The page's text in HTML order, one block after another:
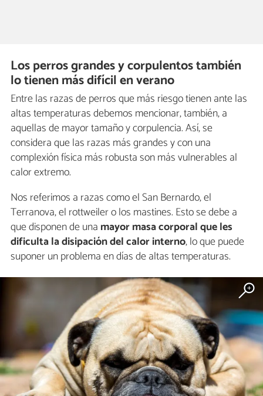
Los perros grandes y corpulentos también
lo tienen más difícil en verano
Entre las razas de perros que más riesgo tienen ante las
altas temperaturas debemos mencionar, también, a
aquellas de mayor tamaño y corpulencia. Así, se
considera que las razas más grandes y con una
complexión física más robusta son más vulnerables al
calor extremo.
Nos referimos a razas como el San Bernardo, el
Terranova, el rottweiler o los mastines. Esto se debe a
que disponen de una mayor masa corporal que les
dificulta la disipación del calor interno, lo que puede
suponer un problema en días de altas temperaturas.